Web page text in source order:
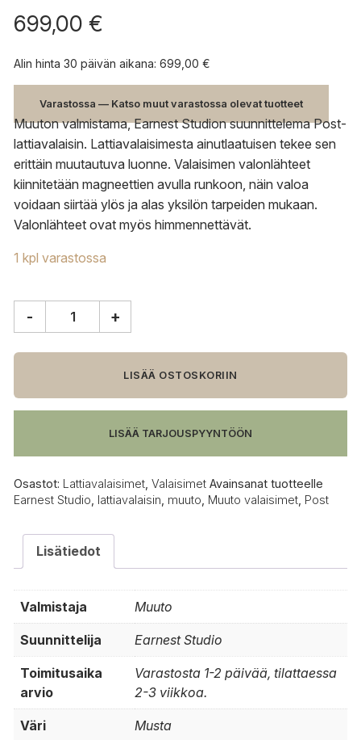
699,00 €
Alin hinta 30 päivän aikana: 699,00 €
Varastossa — Katso muut varastossa olevat tuotteet
Muuton valmistama, Earnest Studion suunnittelema Post-
lattiavalaisin. Lattiavalaisimesta ainutlaatuisen tekee sen
erittäin muutautuva luonne. Valaisimen valonlähteet
kiinnitetään magneettien avulla runkoon, näin valoa
voidaan siirtää ylös ja alas yksilön tarpeiden mukaan.
Valonlähteet ovat myös himmennettävät.
1 kpl varastossa
lattiavalaisin
- +
LISÄÄ OSTOSKORIIN
LISÄÄ TARJOUSPYYNTÖÖN
Osastot: Lattiavalaisimet Valaisimet Avainsanat tuotteelle
Earnest Studio lattiavalaisin muuto Muuto valaisimet Post
Lisätiedot
Valmistaja Muuto
Suunnittelija Earnest Studio
Toimitusaika
arvio
Varastosta 1-2 päivää, tilattaessa
2-3 viikkoa.
Väri Musta